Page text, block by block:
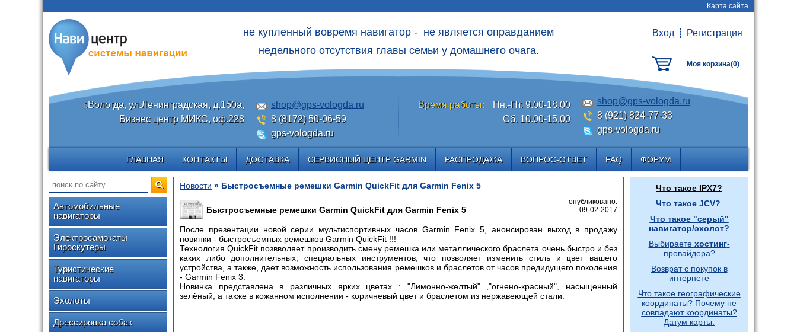
Карта сайта
не купленный вовремя навигатор - не является оправданием
недельного отсутcтвия главы семьи у домашнего очага.
г.Вологда, ул.Ленинградская, д.150а,
Бизнес центр МИКС, оф.228
shop@gps-vologda.ru
8 (8172) 50-06-59
gps-vologda.ru
Время работы:
Пн.-Пт. 9.00-18.00
Сб. 10.00-15.00
shop@gps-vologda.ru
8 (921) 824-77-33
gps-vologda.ru
Вход Регистрация
Моя корзина(0)
ГЛАВНАЯ КОНТАКТЫ ДОСТАВКА СЕРВИСНЫЙ ЦЕНТР GARMIN РАСПРОДАЖА ВОПРОС-ОТВЕТ FAQ ФОРУМ
Автомобильные
навигаторы
Электросамокаты
Гироскутеры
Туристические
навигаторы
Эхолоты
Дрессировка собак
Что такое IPX7?
Что такое JCV?
Что такое "серый"
навигатор/эхолот?
Выбираете хостинг-
провайдера?
Возврат с покупок в
интернете
Что такое географические
координаты? Почему не
совпадают координаты?
Датум карты.
Новости » Быстросъемные ремешки Garmin QuickFit для Garmin Fenix 5
Быстросъемные ремешки Garmin QuickFit для Garmin Fenix 5
опубликовано:
09-02-2017
После презентации новой серии мультиспортивных часов Garmin Fenix 5, анонсирован выход в продажу
новинки - быстросъемных ремешков Garmin QuickFit !!!
Технология QuickFit позвволяет производить смену ремешка или металлического браслета очень быстро и без
каких либо дополнительных, специальных инструментов, что позволяет изменить стиль и цвет вашего
устройства, а также, дает возможность использования ремешков и браслетов от часов предидущего поколения
- Garmin Fenix 3.
Новинка представлена в различных ярких цветах : "Лимонно-желтый","огнено-красный" , насыщенный
зелёный, а также в кожанном исполнении - коричневый цвет и браслетом из нержавеющей стали.